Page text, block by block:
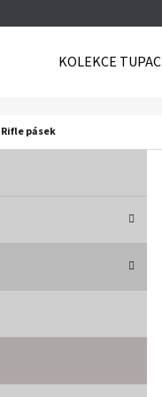
KOLEKCE TUPAC
Rifle pásek